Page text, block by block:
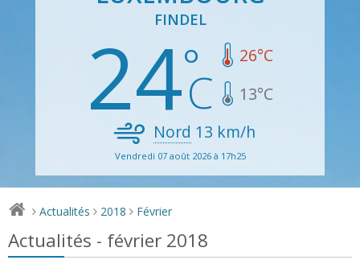
FINDEL
24 26°C
13°C
Nord 13 km/h
Vendredi 07 août 2026 à 17h25
> Actualités > 2018 > Février
Actualités - février 2018